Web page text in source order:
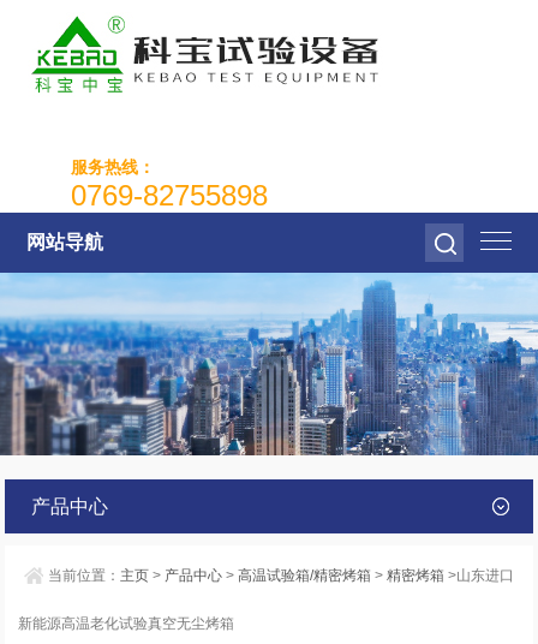
服务热线：
0769-82755898
网站导航
产品中心
当前位置： 主页 > 产品中心 >高温试验箱/精密烤箱 >精密烤箱 >山东进口
新能源高温老化试验真空无尘烤箱